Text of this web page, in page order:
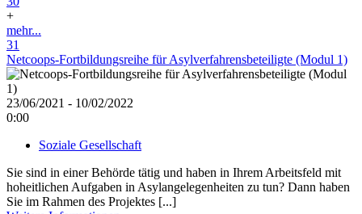
+
mehr...
31
Netcoops-Fortbildungsreihe für Asylverfahrensbeteiligte (Modul 1)
23/06/2021 - 10/02/2022
0:00
Soziale Gesellschaft
Sie sind in einer Behörde tätig und haben in Ihrem Arbeitsfeld mit
hoheitlichen Aufgaben in Asylangelegenheiten zu tun? Dann haben
Sie im Rahmen des Projektes [...]